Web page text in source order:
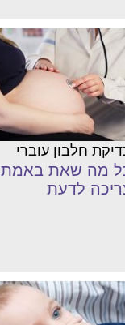
חלבון עוברי
מה שאת באמת
לדעת